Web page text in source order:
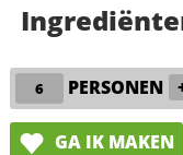
PERSONEN
GA IK MAKEN